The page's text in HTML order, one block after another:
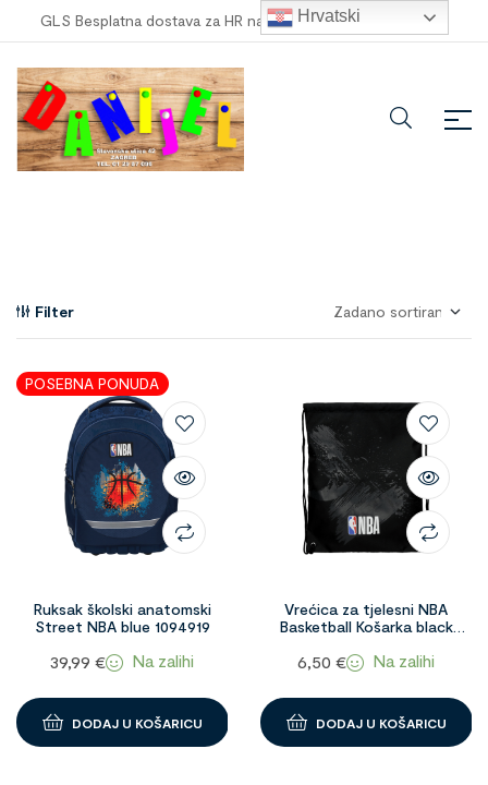
GLS Besplatna dostava za HR narudžbe veće od 100,00 €
Filter
POSEBNA PONUDA
Ruksak školski anatomski
Street NBA blue 1094919
39,99€ Na zalihi
DODAJ U KOŠARICU
Vrećica za tjelesni NBA
Basketball Košarka black
6,50€ Na zalihi
DODAJ U KOŠARICU
Hrvatski